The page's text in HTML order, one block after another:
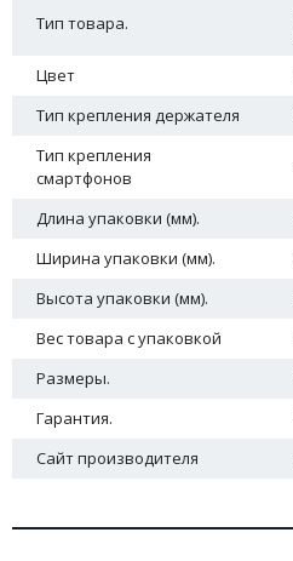
Тип товара.
Цвет
Тип крепления держателя
Тип крепления
смартфонов
Длина упаковки (мм).
Ширина упаковки (мм).
Высота упаковки (мм).
Вес товара с упаковкой
Размеры.
Гарантия.
Сайт производителя